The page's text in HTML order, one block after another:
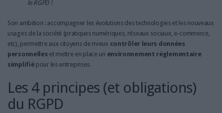
le RGPD !
Son ambition : accompagner les évolutions des technologies et les nouveaux
usages de la société (pratiques numériques, réseaux sociaux, e-commerce,
etc), permettre aux citoyens de mieux contrôler leurs données
personnelles et mettre en place un environnement réglementaire
simplifié pour les entreprises.
Les 4 principes (et obligations)
du RGPD